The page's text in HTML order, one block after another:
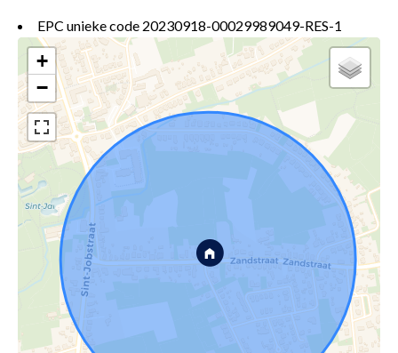
EPC unieke code 20230918-00029989049-RES-1
+
−